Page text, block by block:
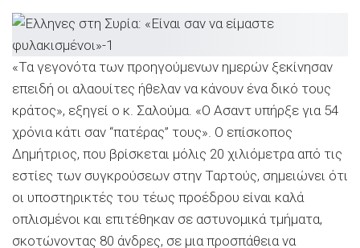
«Τα γεγονότα των προηγούμενων ημερών ξεκίνησαν
επειδή οι αλαουίτες ήθελαν να κάνουν ένα δικό τους
κράτος», εξηγεί ο κ. Σαλούμα. «Ο Ασαντ υπήρξε για 54
χρόνια κάτι σαν “πατέρας” τους». Ο επίσκοπος
Δημήτριος, που βρίσκεται μόλις 20 χιλιόμετρα από τις
εστίες των συγκρούσεων στην Ταρτούς, σημειώνει ότι
οι υποστηρικτές του τέως προέδρου είναι καλά
οπλισμένοι και επιτέθηκαν σε αστυνομικά τμήματα,
σκοτώνοντας 80 άνδρες, σε μια προσπάθεια να